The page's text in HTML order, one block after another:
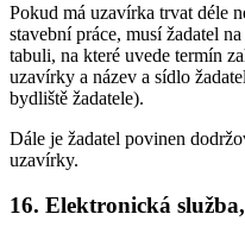
Pokud má uzavírka trvat déle
stavební práce, musí žadatel
tabuli, na které uvede termín
uzavírky a název a sídlo
bydliště žadatele).
Dále je žadatel povinen
uzavírky.
16. Elektronická